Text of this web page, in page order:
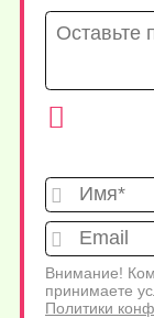
Внимание!
принимаете
Политики